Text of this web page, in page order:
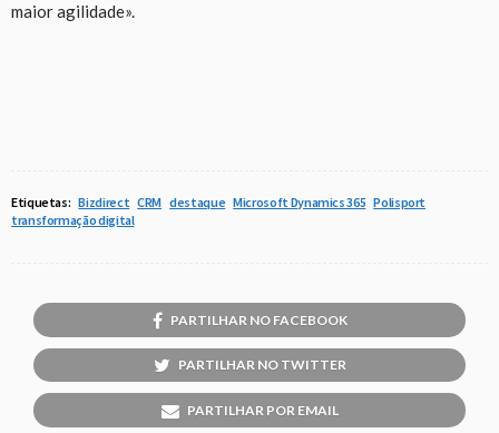
maior agilidade».
Etiquetas: Bizdirect CRM destaque Microsoft Dynamics 365 Polisport
transformação digital
PARTILHAR NO FACEBOOK
PARTILHAR NO TWITTER
PARTILHAR POR EMAIL